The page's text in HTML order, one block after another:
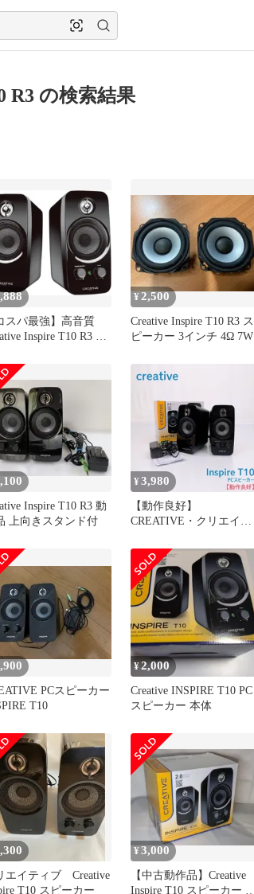
R3 の検索結果
スパ最強】高音質
Inspire T10 R3 ス
¥ 2,500
Creative Inspire T10 R3 ス
ピーカー 3インチ 4Ω 7W
Inspire T10 R3 動
上向きスタンド付
¥3,980
【動作良好】
CREATIVE・クリエイテ
用スピーカー・スピーカ
ー
PCスピーカー
T10
¥2,000
Creative INSPIRE T10 PC
スピーカー 本体
エイティブ Creative
T10 スピーカー
¥3,000
【中古動作品】Creative
Inspire T10 スピーカー 本